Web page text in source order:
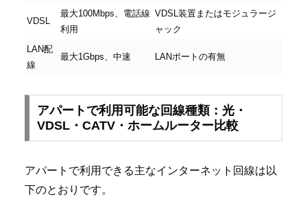
VDSL
最大100Mbps、電話線
利用
VDSL装置またはモジュラージ
ャック
LAN配
線
最大1Gbps、中速 LANポートの有無
アパートで利用可能な回線種類：光・
VDSL・CATV・ホームルーター比較
アパートで利用できる主なインターネット回線は以
下のとおりです。